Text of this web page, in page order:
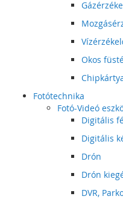
Okos
Fotótechnika
Fotó-Videó
Digitális
Digitális
Drón
Drón
DVR,